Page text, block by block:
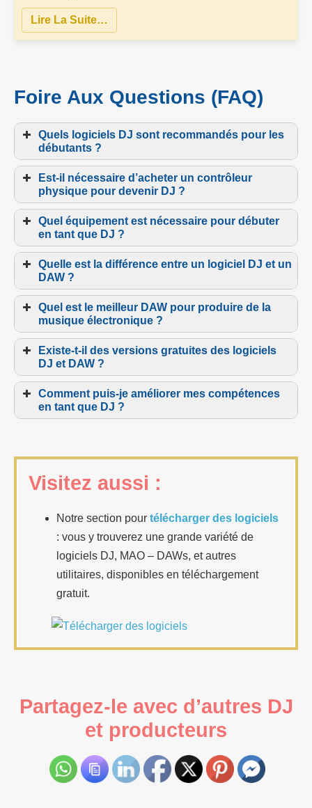
Lire La Suite…
Foire Aux Questions (FAQ)
Quels logiciels DJ sont recommandés pour les
débutants ?
Virtual DJ Traktor DJ
2
Serato DJ Lite
Est-il nécessaire d’acheter un contrôleur
physique pour devenir DJ ?
Quel équipement est nécessaire pour débuter
en tant que DJ ?
Quelle est la différence entre un logiciel DJ et un
DAW ?
Serato DJ
Virtual DJ
FL Studio Ableton Live
Quel est le meilleur DAW pour produire de la
musique électronique ?
DAWs
Logic Pro
Existe-t-il des versions gratuites des logiciels
DJ et DAW ?
Reaper
Comment puis-je améliorer mes compétences
en tant que DJ ?
Visitez aussi :
Notre section pour télécharger des logiciels
: vous y trouverez une grande variété de
logiciels DJ, MAO – DAWs, et autres
utilitaires, disponibles en téléchargement
gratuit.
Partagez-le avec d’autres DJ
et producteurs